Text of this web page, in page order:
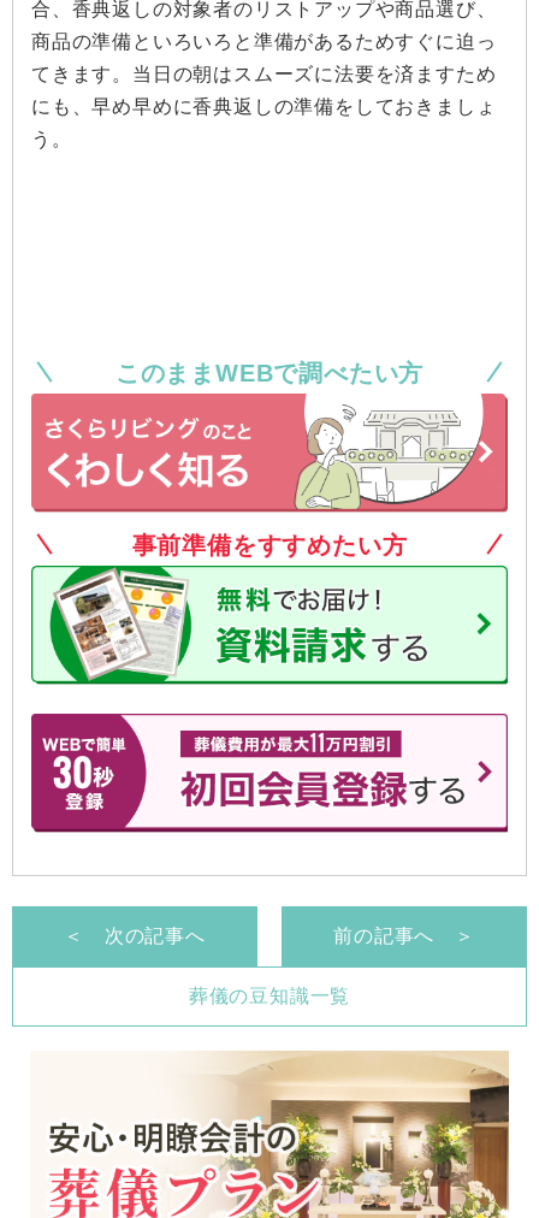
合、香典返しの対象者のリストアップや商品選び、
商品の準備といろいろと準備があるためすぐに迫っ
てきます。当日の朝はスムーズに法要を済ますため
にも、早め早めに香典返しの準備をしておきましょ
う。
このままWEBで調べたい方
事前準備をすすめたい方
＜ 次の記事へ
葬儀の豆知識一覧
前の記事へ ＞